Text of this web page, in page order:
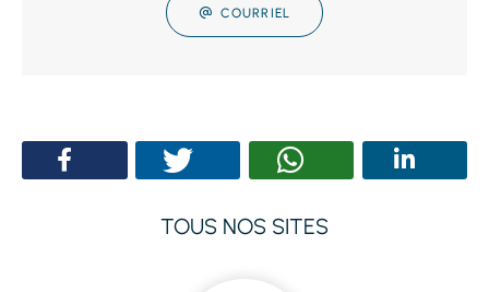
COURRIEL
TOUS NOS SITES